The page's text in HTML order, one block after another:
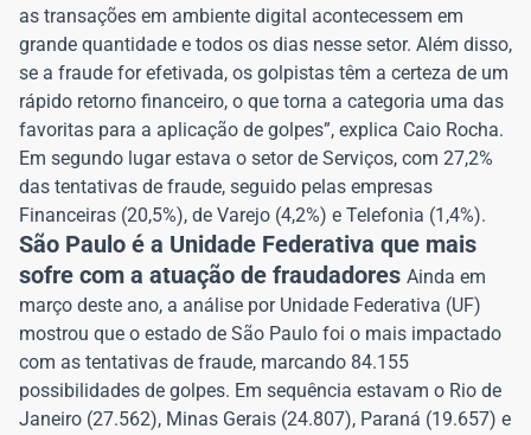
as transações em ambiente digital acontecessem em
grande quantidade e todos os dias nesse setor. Além disso,
se a fraude for efetivada, os golpistas têm a certeza de um
rápido retorno financeiro, o que torna a categoria uma das
favoritas para a aplicação de golpes”, explica Caio Rocha.
Em segundo lugar estava o setor de Serviços, com 27,2%
das tentativas de fraude, seguido pelas empresas
Financeiras (20,5%), de Varejo (4,2%) e Telefonia (1,4%).
São Paulo é a Unidade Federativa que mais
sofre com a atuação de fraudadores Ainda em
março deste ano, a análise por Unidade Federativa (UF)
mostrou que o estado de São Paulo foi o mais impactado
com as tentativas de fraude, marcando 84.155
possibilidades de golpes. Em sequência estavam o Rio de
Janeiro (27.562), Minas Gerais (24.807), Paraná (19.657) e